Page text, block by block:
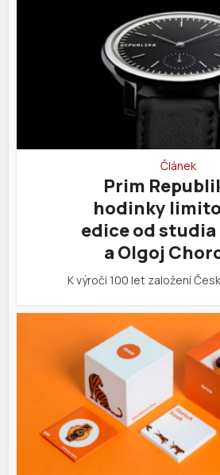
Článek
Prim
hodinky
edice od
a Olgoj
K výročí 100 let založení